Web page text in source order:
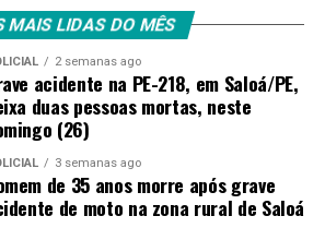
MAIS LIDAS DO MÊS
2 semanas ago
acidente na PE-218, em Saloá/PE,
duas pessoas mortas, neste
(26)
3 semanas ago
de 35 anos morre após grave
de moto na zona rural de Saloá